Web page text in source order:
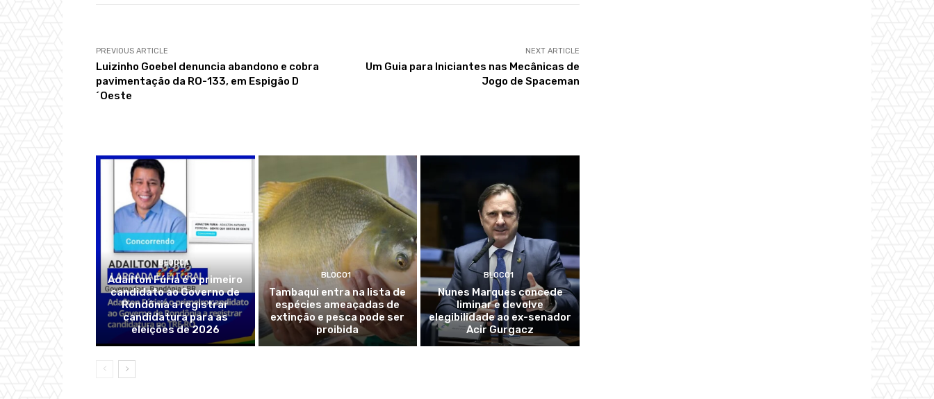
PREVIOUS ARTICLE
Luizinho Goebel denuncia abandono e cobra
pavimentação da RO-133, em Espigão D
´Oeste
NEXT ARTICLE
Um Guia para Iniciantes nas Mecânicas de
Jogo de Spaceman
BLOCO1
Adailton Fúria é o primeiro
candidato ao Governo de
Rondônia a registrar
candidatura para as
eleições de 2026
BLOCO1
Tambaqui entra na lista de
espécies ameaçadas de
extinção e pesca pode ser
proibida
BLOCO1
Nunes Marques concede
liminar e devolve
elegibilidade ao ex-senador
Acir Gurgacz